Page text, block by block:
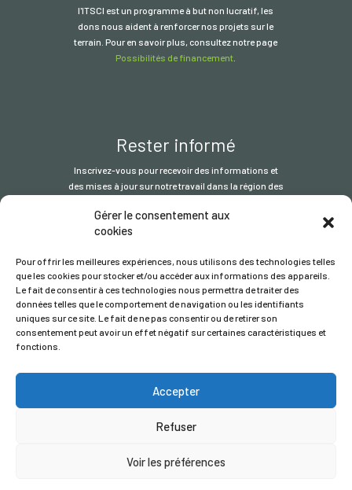
Gérer le consentement aux
cookies
Pour offrir les meilleures expériences, nous utilisons des technologies telles
que les cookies pour stocker et/ou accéder aux informations des appareils.
Le fait de consentir à ces technologies nous permettra de traiter des
données telles que le comportement de navigation ou les identifiants
uniques sur ce site. Le fait de ne pas consentir ou de retirer son
consentement peut avoir un effet négatif sur certaines caractéristiques et
fonctions.
Accepter
Refuser
Voir les préférences
l'ITSCI est un programme à but non lucratif, les
dons nous aident à renforcer nos projets sur le
terrain. Pour en savoir plus, consultez notre page
Possibilités de financement
Rester informé
Inscrivez-vous pour recevoir des informations et
des mises à jour sur notre travail dans la région des
© L' ITSCI Organisation2026- le secrétariat du ITSCI programme
Enregistrée en Angleterre et au Pays de Galles | Numéro
Conditions générales